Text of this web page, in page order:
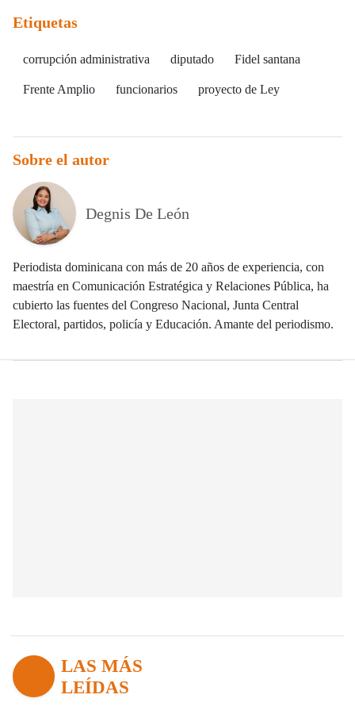
Etiquetas
corrupción administrativa diputado Fidel santana
Frente Amplio funcionarios proyecto de Ley
Sobre el autor
Degnis De León
Periodista dominicana con más de 20 años de experiencia, con
maestría en Comunicación Estratégica y Relaciones Pública, ha
cubierto las fuentes del Congreso Nacional, Junta Central
Electoral, partidos, policía y Educación. Amante del periodismo.
LAS MÁS
LEÍDAS